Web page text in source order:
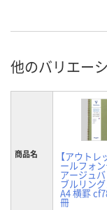
他のバリエー
商品名 【アウトレ
ールフォ
アージュ
ブルリン
A4 横罫
冊